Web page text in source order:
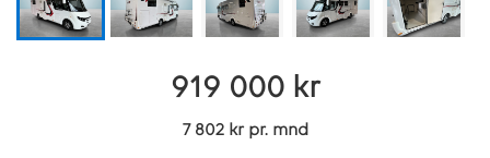
919 000 kr
7 802 kr pr. mnd